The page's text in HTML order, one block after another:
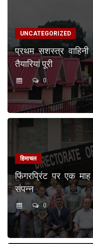
UNCATEGORIZED
प्रथम सशस्त्र वाहिनी
तैयारियां पूरी
0
हिमाचल
फिंगरप्रिंट पर एक
संपन्न
0